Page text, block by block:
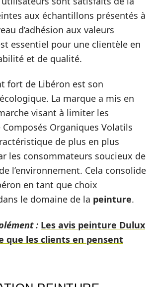
aux échantillons présentés à
d’adhésion aux valeurs
essentiel pour une clientèle en
et de qualité.
fort de Libéron est son
La marque a mis en
visant à limiter les
Composés Organiques Volatils
de plus en plus
les consommateurs soucieux de
l’environnement. Cela consolide
en tant que choix
le domaine de la peinture.
: Les avis peinture Dulux
que les clients en pensent